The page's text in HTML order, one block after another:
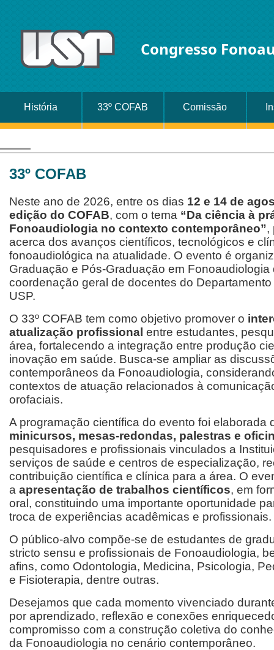
Congresso
História 33º COFAB Comissão
33º COFAB
Neste ano de 2026, entre os dias 12 e 14 de
edição do COFAB, com o tema “Da ciência à
Fonoaudiologia no contexto contemporâneo”,
acerca dos avanços científicos, tecnológicos e
fonoaudiológica na atualidade. O evento é
Graduação e Pós-Graduação em Fonoaudiologia
coordenação geral de docentes do
USP.
O 33º COFAB tem como objetivo promover o
atualização profissional entre estudantes,
área, fortalecendo a integração entre produção
inovação em saúde. Busca-se ampliar as
contemporâneos da Fonoaudiologia,
contextos de atuação relacionados à
orofaciais.
A programação científica do evento foi elaborada
minicursos, mesas-redondas, palestras e
pesquisadores e profissionais vinculados a
serviços de saúde e centros de especialização,
contribuição científica e clínica para a área. O
a apresentação de trabalhos científicos, em
oral, constituindo uma importante oportunidade
troca de experiências acadêmicas e profissionais.
O público-alvo compõe-se de estudantes de
stricto sensu e profissionais de Fonoaudiologia,
afins, como Odontologia, Medicina, Psicologia,
e Fisioterapia, dentre outras.
Desejamos que cada momento vivenciado
por aprendizado, reflexão e conexões
compromisso com a construção coletiva do
da Fonoaudiologia no cenário contemporâneo.